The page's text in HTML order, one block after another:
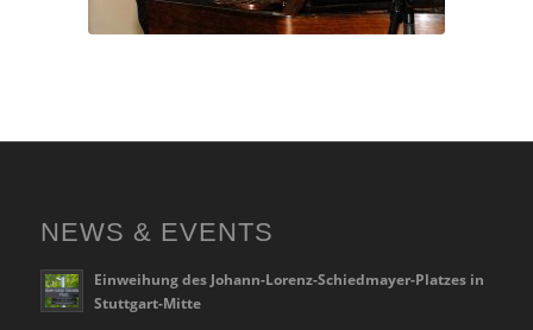
NEWS & EVENTS
Einweihung des Johann-Lorenz-Schiedmayer-Platzes in
Stuttgart-Mitte